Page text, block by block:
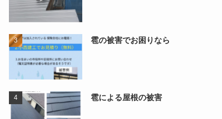
雹の被害でお困りなら
雹による屋根の被害